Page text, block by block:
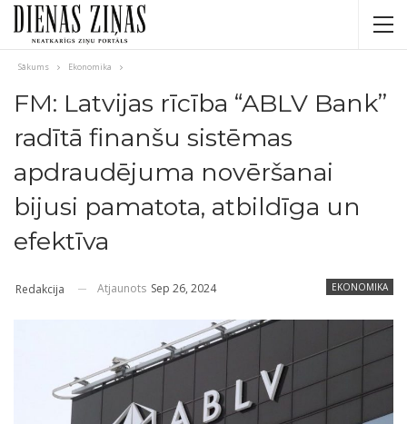
Sākums Ekonomika
FM: Latvijas rīcība “ABLV Bank”
radītā finanšu sistēmas
apdraudējuma novēršanai
bijusi pamatota, atbildīga un
efektīva
EKONOMIKA
Redakcija Atjaunots Sep 26, 2024